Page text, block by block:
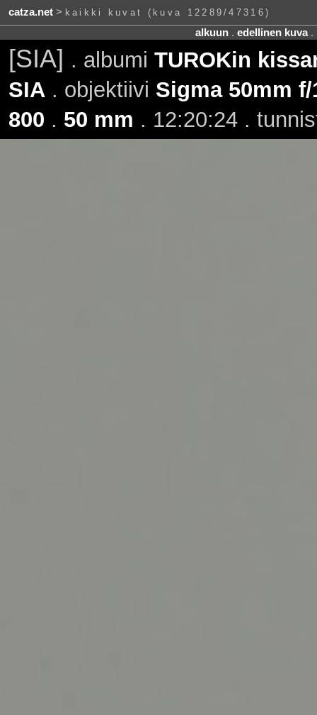
catza.net> kaikki kuvat (kuva 12289/47316)
alkuun. edellinen kuva.
[SIA] . albumi TUROKin
SIA . objektiivi Sigma 50mm f/
800 . 50 mm . 12:20:24 .